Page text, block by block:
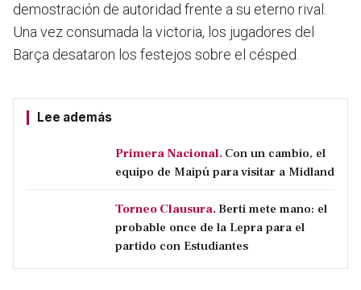
demostración de autoridad frente a su eterno rival.
Una vez consumada la victoria, los jugadores del
Barça desataron los festejos sobre el césped.
Lee además
Primera Nacional. Con un cambio, el
equipo de Maipú para visitar a Midland
Torneo Clausura. Berti mete mano: el
probable once de la Lepra para el
partido con Estudiantes